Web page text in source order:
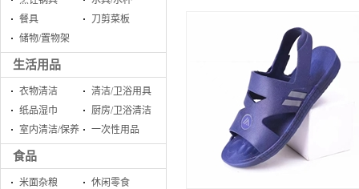
餐具
刀剪菜板
储物/置物架
生活用品
衣物清洁
清洁/卫浴用具
纸品湿巾
厨房/卫浴清洁
室内清洁/保养
一次性用品
食品
米面杂粮
休闲零食